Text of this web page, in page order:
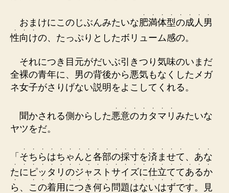
おまけにこのじぶんみたいな肥
・
満
・
体
・
型
・
の
・
成
・
人
・
男
・
性
・
向
・
け
・
の、たっぷりとしたボリューム感の。
それにつき目元がだいぶ引きつり気味のいまだ
全裸の青年に、男の背後から悪気もなくしたメガ
ネ女子がさりげない説明をよこしてくれる。
聞かされる側からした悪
・
意
・
の
・
カ
・
タ
・
マ
・
リ
・
みたいな
ヤツをだ。
「 そ
・
ち
・
ら
・
は
・
ち
・
ゃ
・
ん
・
と
・
各
・
部
・
の
・
採
・
寸
・
を
・
済
・
ま
・
せ
・
て
・
、 あ
・
な
・
た
・
に
・
ピ
・
ッ
・
タ
・
リ
・
の
・
ジ
・
ャ
・
ス
・
ト
・
サ
・
イ
・
ズ
・
に
・
仕
・
立
・
て
・
て
・
あ
・
る
・
か
・
ら
・
、 こ
・
の
・
着
・
用
・
に
・
つ
・
き
・
何
・
ら
・
問
・
題
・
は
・
な
・
い
・
は
・
ず
・
で
・
す
・
。見